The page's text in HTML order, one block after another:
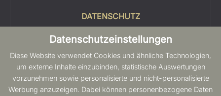
Datenschutzeinstellungen
Diese Website verwendet Cookies und ähnliche Technologien,
um externe Inhalte einzubinden, statistische Auswertungen
vorzunehmen sowie personalisierte und nicht-personalisierte
Werbung anzuzeigen. Dabei können personenbezogene Daten
DATENSCHUTZ
COOKIES
SITEMAP
BARRIEREFREIHEIT